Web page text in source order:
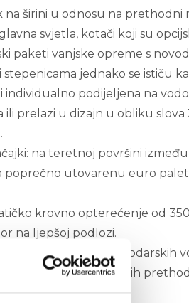
na širini u odnosu na prethodni
svjetla, kotači koji su
paketi vanjske opreme s
jednako se ističu
individualno podijeljena na
prelazi u dizajn u obliku slova
na teretnoj površini
poprečno utovarenu euro
krovno opterećenje od
na ljepšoj podlozi.
Volkswagen gospodarskih
nego kod njegovih